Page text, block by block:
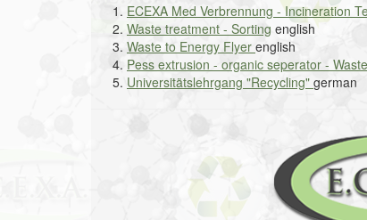
ECEXA Med Verbrennung - Incineration
Waste treatment - Sorting english
Waste to Energy Flyer english
Pess extrusion - organic seperator -
Universitätslehrgang "Recycling" german